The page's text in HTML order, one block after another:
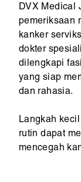
DVX Medical
pemeriksaan
kanker
dokter
dilengkapi
yang siap
dan rahasia.
Langkah
rutin dapat
mencegah